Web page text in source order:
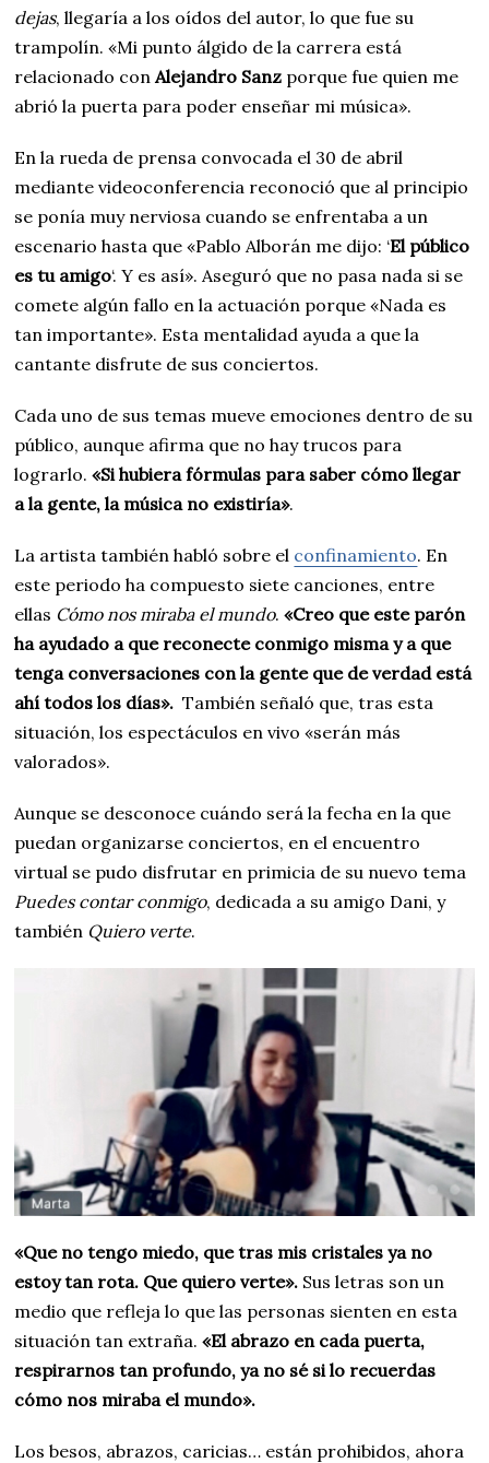
dejas, llegaría a los oídos del autor, lo que fue su
trampolín. «Mi punto álgido de la carrera está
relacionado conAlejandro Sanz porque fue quien me
abrió la puerta para poder enseñar mi música».
En la rueda de prensa convocada el 30 de abril
mediante videoconferencia reconoció que al principio
se ponía muy nerviosa cuando se enfrentaba a un
escenario hasta que «Pablo Alborán me dijo: ‘El público
es tu amigo‘. Y es así». Aseguró que no pasa nada si se
comete algún fallo en la actuación porque «Nada es
tan importante». Esta mentalidad ayuda a que la
cantante disfrute de sus conciertos.
Cada uno de sus temas mueve emociones dentro de su
público, aunque afirma que no hay trucos para
lograrlo.«Si hubiera fórmulas para saber cómo llegar
a la gente, la música no existiría».
La artista también habló sobre el confinamiento. En
este periodo ha compuesto siete canciones, entre
ellas Cómo nos miraba el mundo.«Creo que este parón
ha ayudado a que reconecte conmigo misma y a que
tenga conversaciones con la gente que de verdad está
ahí todos los días». También señaló que, tras esta
situación, los espectáculos en vivo «serán más
valorados».
Aunque se desconoce cuándo será la fecha en la que
puedan organizarse conciertos, en el encuentro
virtual se pudo disfrutar en primicia de su nuevo tema
Puedes contar conmigo, dedicada a su amigo Dani, y
también Quiero verte.
«Que no tengo miedo, que tras mis cristales ya no
estoy tan rota. Que quiero verte». Sus letras son un
medio que refleja lo que las personas sienten en esta
situación tan extraña.«El abrazo en cada puerta,
respirarnos tan profundo, ya no sé si lo recuerdas
cómo nos miraba el mundo».
Los besos, abrazos, caricias… están prohibidos, ahora